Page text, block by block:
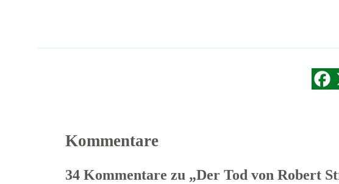
Kommentare
34 Kommentare zu „Der Tod von Robert